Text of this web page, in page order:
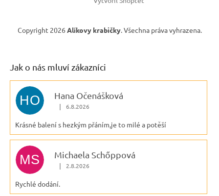
Copyright 2026 Alíkovy krabičky. Všechna práva vyhrazena.
Jak o nás mluví zákazníci
HO Hana Očenášková
Hodnocení obchodu je 5 z 5 hvězdiček.
| 6.8.2026
Krásné balení s hezkým přáním,je to milé a potěší
MS Michaela Schőppová
Hodnocení obchodu je 5 z 5 hvězdiček.
| 2.8.2026
Rychlé dodání.